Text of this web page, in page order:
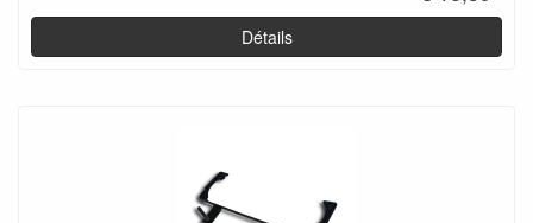
Détails